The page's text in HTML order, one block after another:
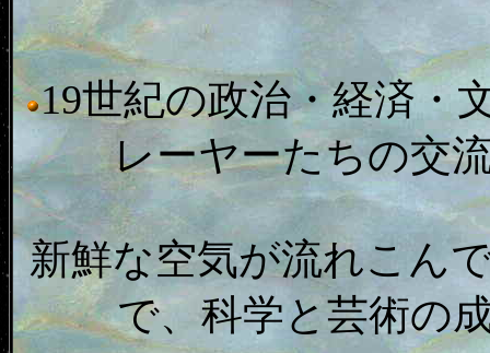
19世紀の政治・経済・
レーヤーたちの交
新鮮な空気が流れこん
で、科学と芸術の